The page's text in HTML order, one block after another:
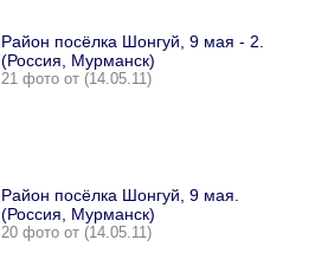
Район посёлка Шонгуй, 9 мая - 2.
(Россия, Мурманск)
21 фото от (14.05.11)
Район посёлка Шонгуй, 9 мая.
(Россия, Мурманск)
20 фото от (14.05.11)